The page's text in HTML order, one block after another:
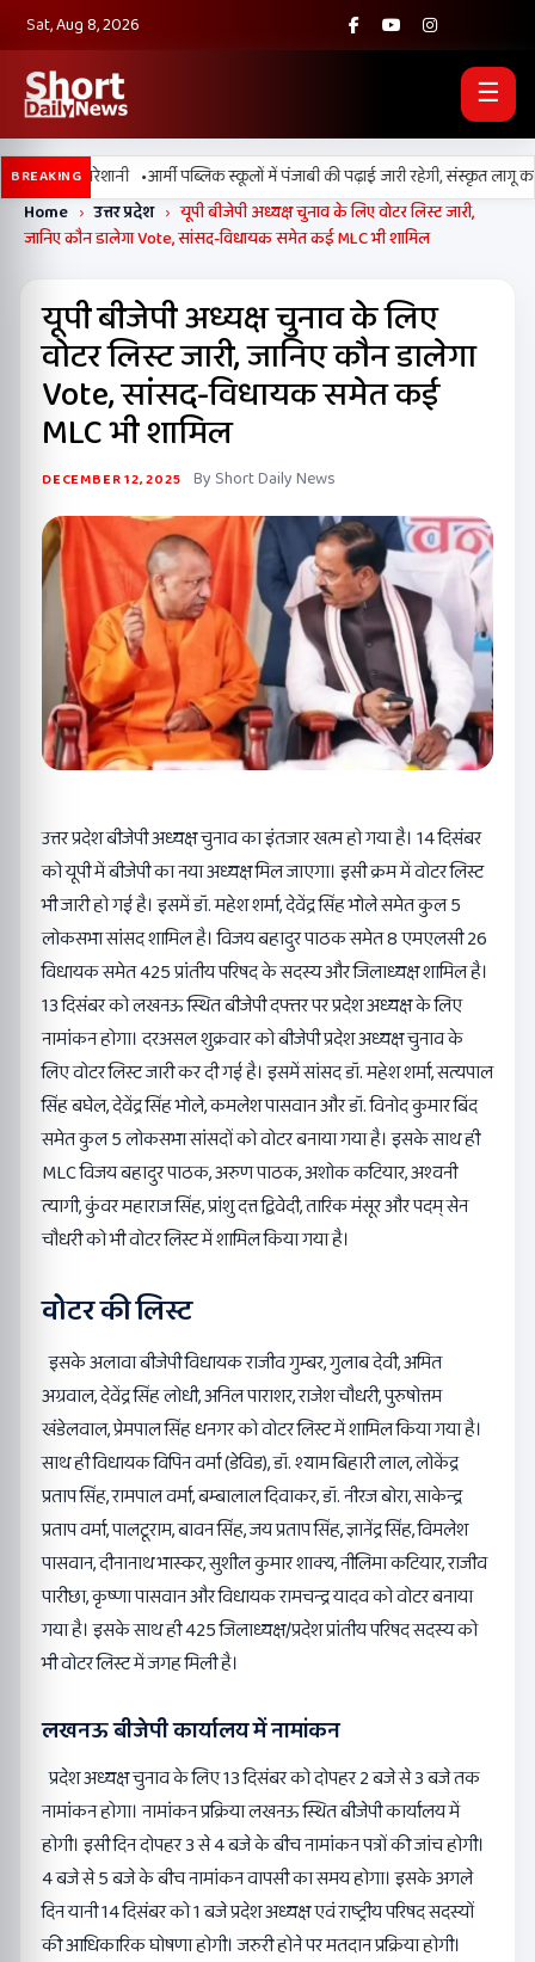
Sat, Aug 8, 2026
☰
BREAKING
परेशानी •आर्मी पब्लिक स्कूलों में पंजाबी की पढ़ाई जारी रहेगी, संस्कृत लागू करने
Home › उत्तर प्रदेश › यूपी बीजेपी अध्यक्ष चुनाव के लिए वोटर लिस्ट जारी,
जानिए कौन डालेगा Vote, सांसद-विधायक समेत कई MLC भी शामिल
यूपी बीजेपी अध्यक्ष चुनाव के लिए
वोटर लिस्ट जारी, जानिए कौन डालेगा
Vote, सांसद-विधायक समेत कई
MLC भी शामिल
DECEMBER 12, 2025 By Short Daily News
उत्तर प्रदेश बीजेपी अध्यक्ष चुनाव का इंतजार खत्म हो गया है। 14 दिसंबर
को यूपी में बीजेपी का नया अध्यक्ष मिल जाएगा। इसी क्रम में वोटर लिस्ट
भी जारी हो गई है। इसमें डॉ. महेश शर्मा, देवेंद्र सिंह भोले समेत कुल 5
लोकसभा सांसद शामिल है। विजय बहादुर पाठक समेत 8 एमएलसी 26
विधायक समेत 425 प्रांतीय परिषद के सदस्य और जिलाध्यक्ष शामिल है।
13 दिसंबर को लखनऊ स्थित बीजेपी दफ्तर पर प्रदेश अध्यक्ष के लिए
नामांकन होगा। दरअसल शुक्रवार को बीजेपी प्रदेश अध्यक्ष चुनाव के
लिए वोटर लिस्ट जारी कर दी गई है। इसमें सांसद डॉ. महेश शर्मा, सत्यपाल
सिंह बघेल, देवेंद्र सिंह भोले, कमलेश पासवान और डॉ. विनोद कुमार बिंद
समेत कुल 5 लोकसभा सांसदों को वोटर बनाया गया है। इसके साथ ही
MLC विजय बहादुर पाठक, अरुण पाठक, अशोक कटियार, अश्वनी
त्यागी, कुंवर महाराज सिंह, प्रांशु दत्त द्विवेदी, तारिक मंसूर और पदम् सेन
चौधरी को भी वोटर लिस्ट में शामिल किया गया है।
वोटर की लिस्ट
इसके अलावा बीजेपी विधायक राजीव गुम्बर, गुलाब देवी, अमित
अग्रवाल, देवेंद्र सिंह लोधी, अनिल पाराशर, राजेश चौधरी, पुरुषोत्तम
खंडेलवाल, प्रेमपाल सिंह धनगर को वोटर लिस्ट में शामिल किया गया है।
साथ ही विधायक विपिन वर्मा (डेविड), डॉ. श्याम बिहारी लाल, लोकेंद्र
प्रताप सिंह, रामपाल वर्मा, बम्बालाल दिवाकर, डॉ. नीरज बोरा, साकेन्द्र
प्रताप वर्मा, पालटूराम, बावन सिंह, जय प्रताप सिंह, ज्ञानेंद्र सिंह, विमलेश
पासवान, दीनानाथ भास्कर, सुशील कुमार शाक्य, नीलिमा कटियार, राजीव
पारीछा, कृष्णा पासवान और विधायक रामचन्द्र यादव को वोटर बनाया
गया है। इसके साथ ही 425 जिलाध्यक्ष/प्रदेश प्रांतीय परिषद सदस्य को
भी वोटर लिस्ट में जगह मिली है।
लखनऊ बीजेपी कार्यालय में नामांकन
प्रदेश अध्यक्ष चुनाव के लिए 13 दिसंबर को दोपहर 2 बजे से 3 बजे तक
नामांकन होगा। नामांकन प्रक्रिया लखनऊ स्थित बीजेपी कार्यालय में
होगी। इसी दिन दोपहर 3 से 4 बजे के बीच नामांकन पत्रों की जांच होगी।
4 बजे से 5 बजे के बीच नामांकन वापसी का समय होगा। इसके अगले
दिन यानी 14 दिसंबर को 1 बजे प्रदेश अध्यक्ष एवं राष्ट्रीय परिषद सदस्यों
की आधिकारिक घोषणा होगी। जरुरी होने पर मतदान प्रक्रिया होगी।